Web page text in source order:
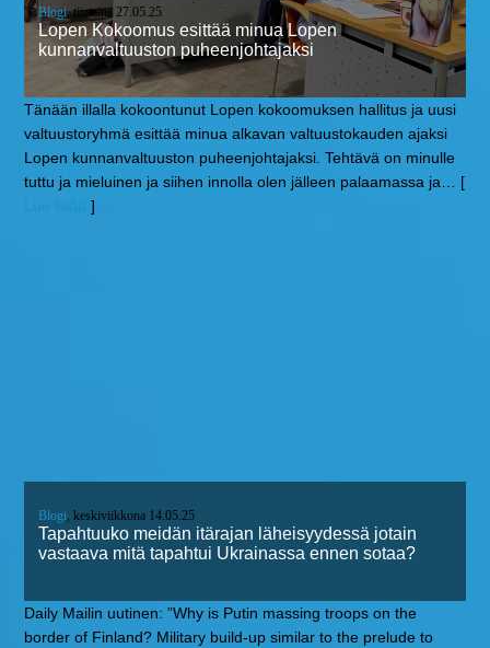
Blogi, tiistaina 27.05.25
Lopen Kokoomus esittää minua Lopen
kunnanvaltuuston puheenjohtajaksi
Tänään illalla kokoontunut Lopen kokoomuksen hallitus ja uusi
valtuustoryhmä esittää minua alkavan valtuustokauden ajaksi
Lopen kunnanvaltuuston puheenjohtajaksi. Tehtävä on minulle
tuttu ja mieluinen ja siihen innolla olen jälleen palaamassa ja … [
]
Blogi, keskiviikkona 14.05.25
Tapahtuuko meidän itärajan läheisyydessä jotain
vastaava mitä tapahtui Ukrainassa ennen sotaa?
Daily Mailin uutinen: ”Why is Putin massing troops on the
border of Finland? Military build-up similar to the prelude to